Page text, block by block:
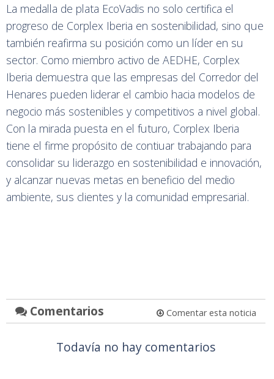
La medalla de plata EcoVadis no solo certifica el
progreso de Corplex Iberia en sostenibilidad, sino que
también reafirma su posición como un líder en su
sector. Como miembro activo de AEDHE, Corplex
Iberia demuestra que las empresas del Corredor del
Henares pueden liderar el cambio hacia modelos de
negocio más sostenibles y competitivos a nivel global.
Con la mirada puesta en el futuro, Corplex Iberia
tiene el firme propósito de contiuar trabajando para
consolidar su liderazgo en sostenibilidad e innovación,
y alcanzar nuevas metas en beneficio del medio
ambiente, sus clientes y la comunidad empresarial.
Comentarios Comentar esta noticia
Todavía no hay comentarios